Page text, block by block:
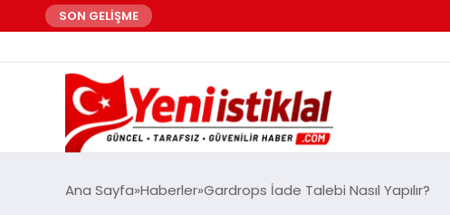
SON GELİŞME
Ana Sayfa Haberler Gardrops İade Talebi Nasıl Yapılır?